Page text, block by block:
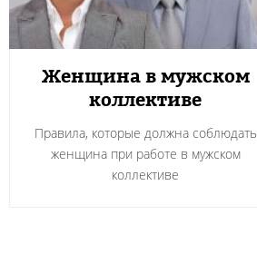
Женщина в мужском
коллективе
Правила, которые должна соблюдать
женщина при работе в мужском
коллективе